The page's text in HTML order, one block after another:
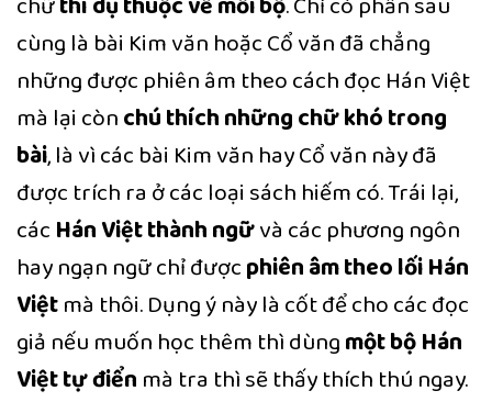
cùng là bài Kim văn hoặc Cổ văn đã chẳng
những được phiên âm theo cách đọc Hán Việt
mà lại cònchú thích những chữ khó trong
bài, là vì các bài Kim văn hay Cổ văn này đã
được trích ra ở các loại sách hiếm có. Trái lại,
các Hán Việt thành ngữvà các phương ngôn
hay ngạn ngữ chỉ đượcphiên âm theo lối Hán
Việtmà thôi. Dụng ý này là cốt để cho các đọc
giả nếu muốn học thêm thì dùngmột bộ Hán
Việt tự điển mà tra thì sẽ thấy thích thú ngay.